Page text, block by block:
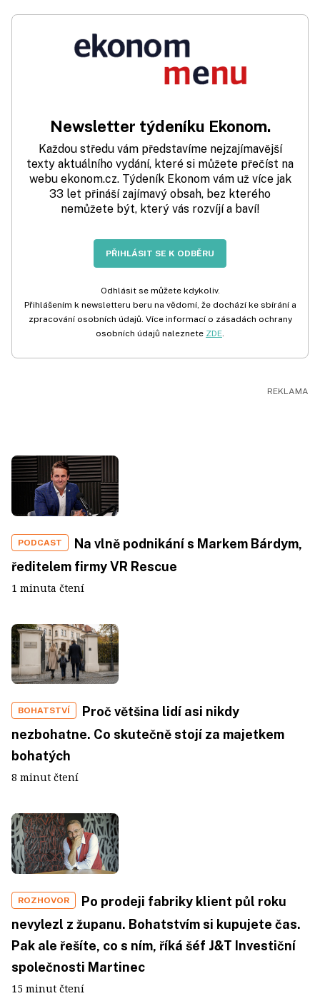
Newsletter týdeníku Ekonom.
Každou středu vám představíme nejzajímavější
texty aktuálního vydání, které si můžete přečíst na
webu ekonom.cz. Týdeník Ekonom vám už více jak
33 let přináší zajímavý obsah, bez kterého
nemůžete být, který vás rozvíjí a baví!
PŘIHLÁSIT SE K ODBĚRU
Odhlásit se můžete kdykoliv.
Přihlášením k newsletteru beru na vědomí, že dochází ke sbírání a
zpracování osobních údajů. Více informací o zásadách ochrany
osobních údajů naleznete ZDE.
PODCAST
Na vlně podnikání s Markem Bárdym,
ředitelem firmy VR Rescue
1 minuta čtení
BOHATSTVÍ
Proč většina lidí asi nikdy
nezbohatne. Co skutečně stojí za majetkem
bohatých
8 minut čtení
ROZHOVOR
Po prodeji fabriky klient půl roku
nevylezl z županu. Bohatstvím si kupujete čas.
Pak ale řešíte, co s ním, říká šéf J&T Investiční
společnosti Martinec
15 minut čtení